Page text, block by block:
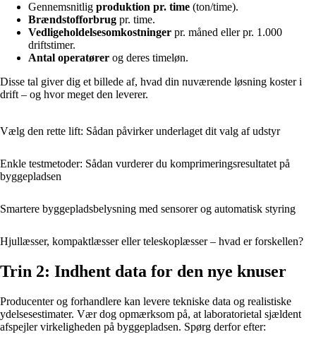
Gennemsnitlig produktion pr. time (ton/time).
Brændstofforbrug pr. time.
Vedligeholdelsesomkostninger pr. måned eller pr. 1.000
driftstimer.
Antal operatører og deres timeløn.
Disse tal giver dig et billede af, hvad din nuværende løsning koster i
drift – og hvor meget den leverer.
Vælg den rette lift: Sådan påvirker underlaget dit valg af udstyr
Enkle testmetoder: Sådan vurderer du komprimeringsresultatet på
byggepladsen
Smartere byggepladsbelysning med sensorer og automatisk styring
Hjullæsser, kompaktlæsser eller teleskoplæsser – hvad er forskellen?
Trin 2: Indhent data for den nye knuser
Producenter og forhandlere kan levere tekniske data og realistiske
ydelsesestimater. Vær dog opmærksom på, at laboratorietal sjældent
afspejler virkeligheden på byggepladsen. Spørg derfor efter: